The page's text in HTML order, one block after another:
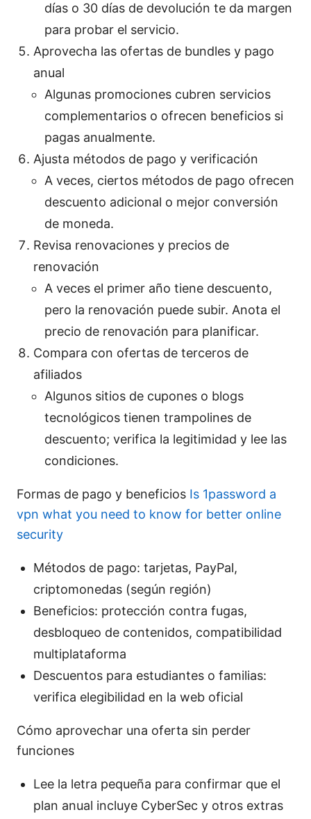
días o 30 días de devolución te da margen
para probar el servicio.
Aprovecha las ofertas de bundles y pago
anual
Algunas promociones cubren servicios
complementarios o ofrecen beneficios si
pagas anualmente.
Ajusta métodos de pago y verificación
A veces, ciertos métodos de pago ofrecen
descuento adicional o mejor conversión
de moneda.
Revisa renovaciones y precios de
renovación
A veces el primer año tiene descuento,
pero la renovación puede subir. Anota el
precio de renovación para planificar.
Compara con ofertas de terceros de
afiliados
Algunos sitios de cupones o blogs
tecnológicos tienen trampolines de
descuento; verifica la legitimidad y lee las
condiciones.
Formas de pago y beneficios Is 1password a
vpn what you need to know for better online
security
Métodos de pago: tarjetas, PayPal,
criptomonedas (según región)
Beneficios: protección contra fugas,
desbloqueo de contenidos, compatibilidad
multiplataforma
Descuentos para estudiantes o familias:
verifica elegibilidad en la web oficial
Cómo aprovechar una oferta sin perder
funciones
Lee la letra pequeña para confirmar que el
plan anual incluye CyberSec y otros extras